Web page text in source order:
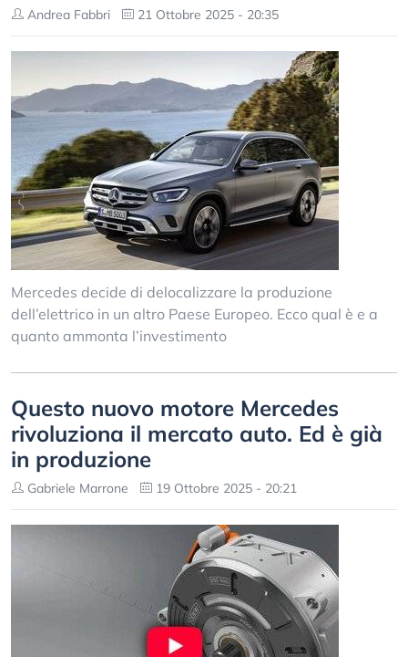
Andrea Fabbri 21 Ottobre 2025 - 20:35
Mercedes decide di delocalizzare la produzione
dell’elettrico in un altro Paese Europeo. Ecco qual è e a
quanto ammonta l’investimento
Questo nuovo motore Mercedes
rivoluziona il mercato auto. Ed è già
in produzione
Gabriele Marrone 19 Ottobre 2025 - 20:21